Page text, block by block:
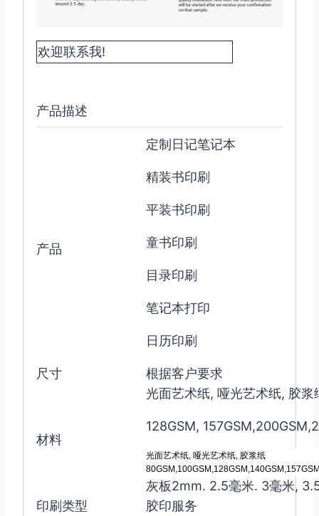
欢迎联系我!
产品描述
产品
定制日记笔记本
精装书印刷
平装书印刷
童书印刷
目录印刷
笔记本打印
日历印刷
尺寸 根据客户要求
材料
光面艺术纸, 哑光艺术纸, 胶浆
128GSM,
光面艺术纸, 哑光艺术纸, 胶浆纸
灰板2mm. 2.5毫米. 3毫米,
印刷类型
胶印服务